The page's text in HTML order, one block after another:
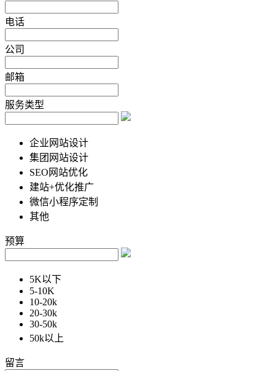
电话
公司
邮箱
服务类型
企业网站设计
集团网站设计
SEO网站优化
建站+优化推广
微信小程序定制
其他
预算
5K以下
5-10K
10-20k
20-30k
30-50k
50k以上
留言